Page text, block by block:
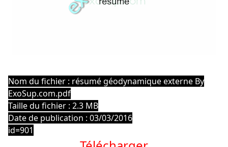
Nom du fichier : résumé géodynamique externe By
ExoSup.com.pdf
Taille du fichier : 2.3 MB
Date de publication : 03/03/2016
id=901